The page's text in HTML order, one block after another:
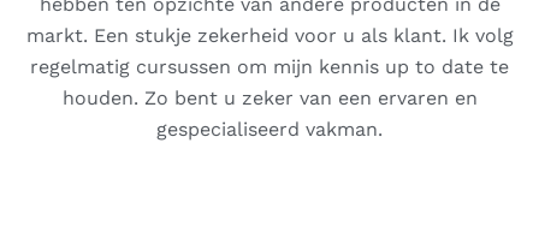
hebben ten opzichte van andere producten in de
markt. Een stukje zekerheid voor u als klant. Ik volg
regelmatig cursussen om mijn kennis up to date te
houden. Zo bent u zeker van een ervaren en
gespecialiseerd vakman.